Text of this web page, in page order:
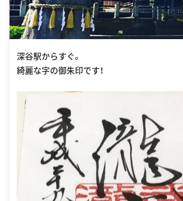
深谷駅からすぐ。
綺麗な字の御朱印です！